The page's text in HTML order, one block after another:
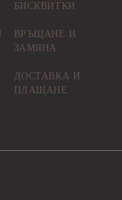
БИСКВИТКИ
ВРЪЩАНЕ И
ЗАМЯНА
ДОСТАВКА И
ПЛАЩАНЕ